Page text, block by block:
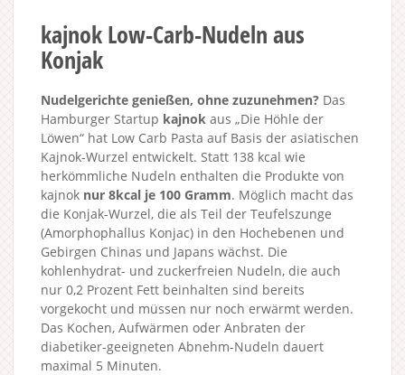
kajnok Low-Carb-Nudeln aus
Konjak
Nudelgerichte genießen, ohne zuzunehmen? Das
Hamburger Startup kajnok aus „Die Höhle der
Löwen“ hat Low Carb Pasta auf Basis der asiatischen
Kajnok-Wurzel entwickelt. Statt 138 kcal wie
herkömmliche Nudeln enthalten die Produkte von
kajnok nur 8kcal je 100 Gramm. Möglich macht das
die Konjak-Wurzel, die als Teil der Teufelszunge
(Amorphophallus Konjac) in den Hochebenen und
Gebirgen Chinas und Japans wächst. Die
kohlenhydrat- und zuckerfreien Nudeln, die auch
nur 0,2 Prozent Fett beinhalten sind bereits
vorgekocht und müssen nur noch erwärmt werden.
Das Kochen, Aufwärmen oder Anbraten der
diabetiker-geeigneten Abnehm-Nudeln dauert
maximal 5 Minuten.